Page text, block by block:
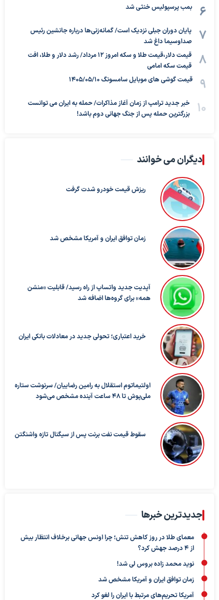
بمب پرسپولیس خنثی شد
پایان دوران جبلی نزدیک است/ گمانه‌زنی‌ها درباره جانشین رئیس
صداوسیما داغ شد
قیمت دلار،قیمت طلا و سکه امروز ۱۲ مرداد/ رشد دلار و طلا، افت
قیمت سکه امامی
قیمت گوشی های موبایل سامسونگ 1405/05/10
خبر جدید ترامپ از زمان آغاز مذاکرات/ حمله به ایران می توانست
بزرگترین حمله پس از جنگ جهانی دوم باشد!
دیگران می خوانند
ریزش قیمت خودرو شدت گرفت
زمان توافق ایران و آمریکا مشخص شد
آپدیت جدید واتساپ از راه رسید/ قابلیت «منشن
همه» برای گروه‌ها اضافه شد
خرید اعتباری؛ تحولی جدید در معادلات بانکی ایران
اولتیماتوم استقلال به رامین رضاییان/ سرنوشت ستاره
ملی‌پوش تا ۴۸ ساعت آینده مشخص می‌شود
سقوط قیمت نفت برنت پس از سیگنال تازه واشنگتن
جدیدترین خبرها
معمای طلا در روز کاهش تنش؛ چرا اونس جهانی برخلاف انتظار بیش
از ۴ درصد جهش کرد؟
نوید محمد زاده بروس لی شد!
زمان توافق ایران و آمریکا مشخص شد
آمریکا تحریم‌های مرتبط با ایران را لغو کرد